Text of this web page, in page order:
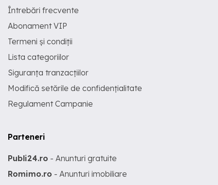
Întrebări frecvente
Abonament VIP
Termeni și condiții
Lista categoriilor
Siguranța tranzacțiilor
Modifică setările de confidențialitate
Regulament Campanie
Parteneri
Publi24.ro - Anunturi gratuite
Romimo.ro - Anunturi imobiliare